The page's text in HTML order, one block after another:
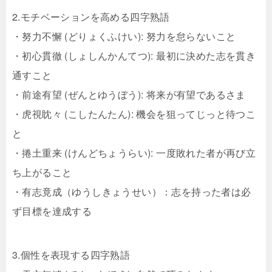
2.モチベーションを高める四字熟語
・努力不懈 (どりょくふけい): 努力を怠らないこと
・初心貫徹 (しょしんかんてつ): 最初に決めた志を貫き
通すこと
・前途有望 (ぜんとゆうぼう): 将来が有望であるさま
・虎視眈々 (こしたんたん): 機会を狙ってじっと待つこ
と
・捲土重来 (けんどちょうらい): 一度敗れた者が再び立
ち上がること
・有志竟成（ゆうしきょうせい）：志を持った者は必
ず目標を達成する
3.個性を表現する四字熟語